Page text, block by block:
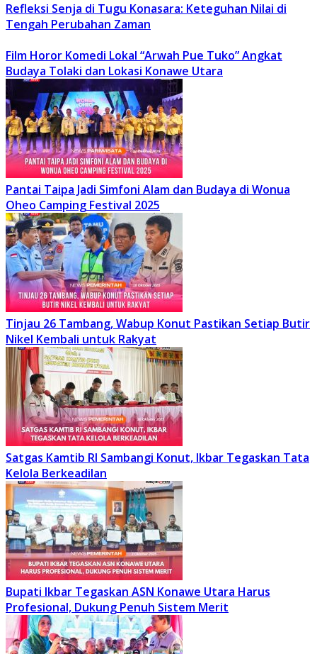
Refleksi Senja di Tugu Konasara: Keteguhan Nilai di
Tengah Perubahan Zaman
Film Horor Komedi Lokal “Arwah Pue Tuko” Angkat
Budaya Tolaki dan Lokasi Konawe Utara
Pantai Taipa Jadi Simfoni Alam dan Budaya di Wonua
Oheo Camping Festival 2025
Tinjau 26 Tambang, Wabup Konut Pastikan Setiap Butir
Nikel Kembali untuk Rakyat
Satgas Kamtib RI Sambangi Konut, Ikbar Tegaskan Tata
Kelola Berkeadilan
Bupati Ikbar Tegaskan ASN Konawe Utara Harus
Profesional, Dukung Penuh Sistem Merit